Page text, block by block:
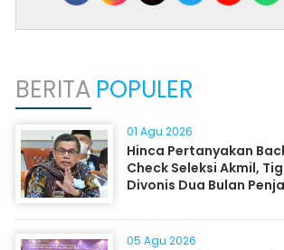
BERITA POPULER
01 Agu 2026
Hinca Pertanyakan
Check Seleksi Akmil,
Divonis Dua Bulan
05 Agu 2026